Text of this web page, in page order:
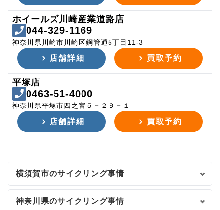
ホイールズ川崎産業道路店
044-329-1169
神奈川県川崎市川崎区鋼管通5丁目11-3
店舗詳細 買取予約
平塚店
0463-51-4000
神奈川県平塚市四之宮５－２９－１
店舗詳細 買取予約
横須賀市のサイクリング事情
神奈川県のサイクリング事情